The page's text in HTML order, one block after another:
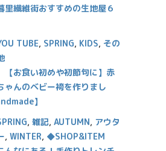
里繊維街おすすめの生地屋６
TUBE, SPRING, KIDS, その
【お食い初めや初節句に】赤
ゃんのベビー袴を作りまし
】
, 雑記, AUTUMN, アウタ
, WINTER, ◆SHOP&ITEM